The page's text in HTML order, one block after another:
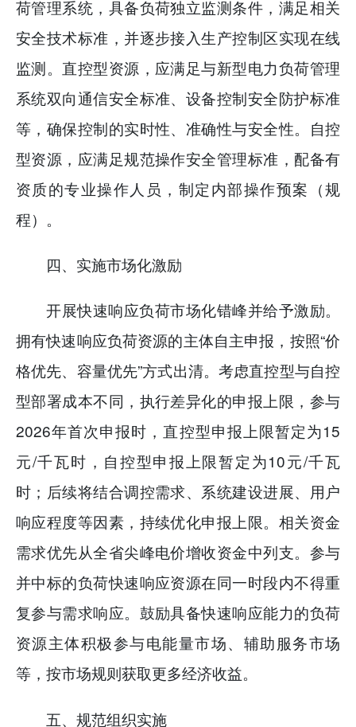
荷管理系统，具备负荷独立监测条件，满足相关
安全技术标准，并逐步接入生产控制区实现在线
监测。直控型资源，应满足与新型电力负荷管理
系统双向通信安全标准、设备控制安全防护标准
等，确保控制的实时性、准确性与安全性。自控
型资源，应满足规范操作安全管理标准，配备有
资质的专业操作人员，制定内部操作预案（规
程）。
四、实施市场化激励
开展快速响应负荷市场化错峰并给予激励。
拥有快速响应负荷资源的主体自主申报，按照“价
格优先、容量优先”方式出清。考虑直控型与自控
型部署成本不同，执行差异化的申报上限，参与
2026年首次申报时，直控型申报上限暂定为15
元/千瓦时，自控型申报上限暂定为10元/千瓦
时；后续将结合调控需求、系统建设进展、用户
响应程度等因素，持续优化申报上限。相关资金
需求优先从全省尖峰电价增收资金中列支。参与
并中标的负荷快速响应资源在同一时段内不得重
复参与需求响应。鼓励具备快速响应能力的负荷
资源主体积极参与电能量市场、辅助服务市场
等，按市场规则获取更多经济收益。
五、规范组织实施